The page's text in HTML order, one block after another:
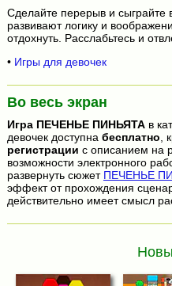
Сделайте перерыв и сыграйте
развивают логику и
отдохнуть. Расслабьтесь и
• Игры для девочек
Во весь экран
Игра ПЕЧЕНЬЕ ПИНЬЯТАв
девочек доступна бесплатно ,
регистрации с описанием на
возможности электронного
развернуть сюжет ПЕЧЕНЬЕ
эффект от прохождения
действительно имеет смысл